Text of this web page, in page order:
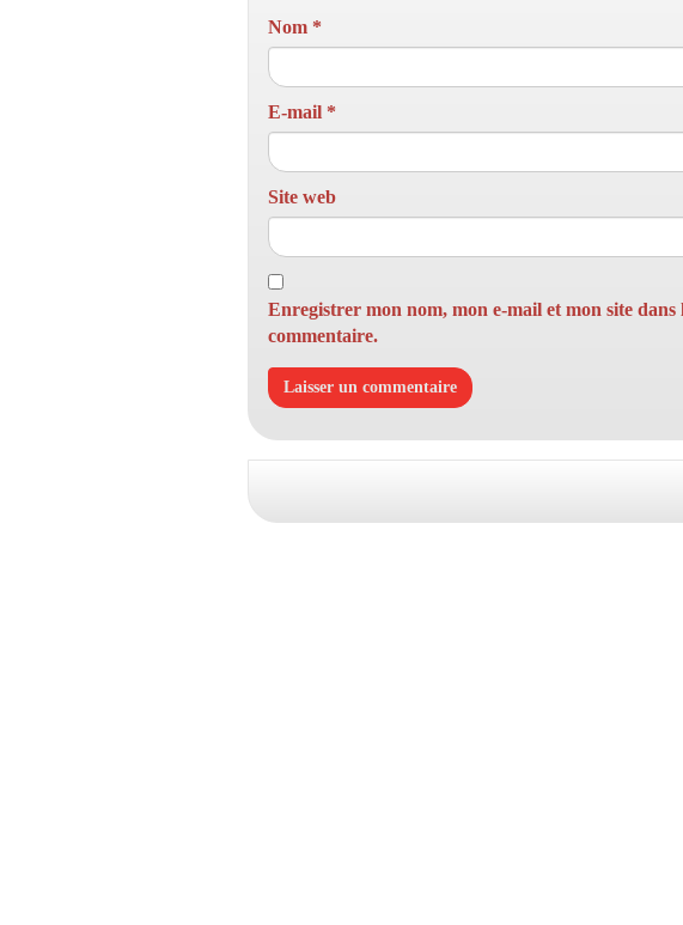
Nom *
E-mail *
Site web
Enregistrer mon nom, mon e-mail et mon site
commentaire.